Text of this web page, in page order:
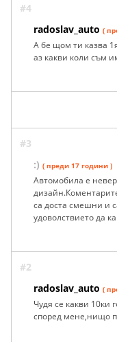
#4
radoslav_auto (
А бе щом ти казва
аз какви коли съм
#3
:) ( преди 17 години )
Автомобила е
са доста смешни и
удоволствието да
#2
radoslav_auto (
Чудя се какви 10ки
според мене,нищо